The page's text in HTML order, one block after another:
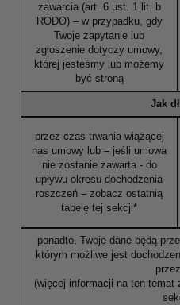
zawarcia (art. 6 ust. 1 lit. b
RODO) – w przypadku, gdy
Twoje zapytanie lub
zgłoszenie dotyczy umowy,
której jesteśmy lub możemy
być stroną
Jak
przez czas trwania wiążącej
nas umowy lub – jeśli umowa
nie zostanie zawarta - do
upływu okresu dochodzenia
roszczeń – zobacz ostatnią
tabelę tej sekcji*
ponadto, Twoje dane będą
którym możliwe jest
(więcej informacji na ten